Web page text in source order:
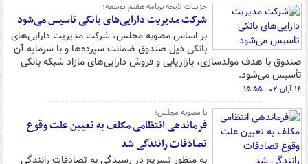
جزییات لایحه برنامه هفتم توسعه؛
شرکت مدیریت دارایی‌های بانکی تاسیس می‌شود
بر اساس مصوبه مجلس، شرکت مدیریت دارایی‌های
بانکی ذیل صندوق ضمانت سپرده‌ها و با سرمایه آن
صندوق با هدف مولدسازی، بازاریابی و فروش دارایی‌های مازاد شبکه بانکی
تأسیس می‌شود.
۱۴ آبان ۰۲ - ۱۵:۵۵
با مصوبه مجلس؛
فرماندهی انتظامی مکلف به تعیین علت وقوع
تصادفات رانندگی شد
به‌ منظور تسریع در رسیدگی به تصادفات رانندگی